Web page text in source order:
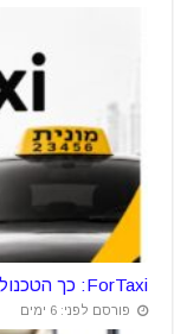
ForTaxi: כך הטכנולוגיה משנה את הדרך שבה מזמינים מונית
פורסם לפני: 6 ימים